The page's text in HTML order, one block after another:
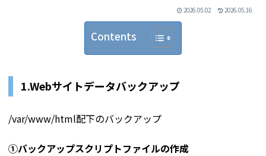
2026.05.02 2026.05.16
Contents
1.Webサイトデータバックアップ
/var/www/html配下のバックアップ
①バックアップスクリプトファイルの作成